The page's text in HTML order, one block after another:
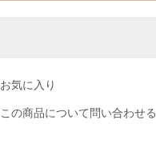
お気に入り
この商品について問い合わせる